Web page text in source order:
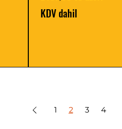
KDV dahil
1 2 3 4